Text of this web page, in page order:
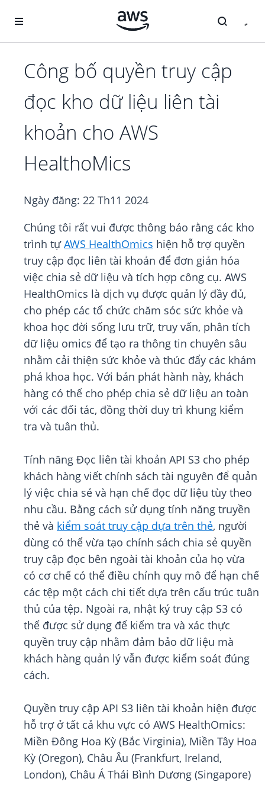
Công bố quyền truy cập
đọc kho dữ liệu liên tài
khoản cho AWS
HealthoMics
Ngày đăng: 22 Th11 2024
Chúng tôi rất vui được thông báo rằng các kho
trình tựAWS HealthOmics hiện hỗ trợ quyền
truy cập đọc liên tài khoản để đơn giản hóa
việc chia sẻ dữ liệu và tích hợp công cụ. AWS
HealthOmics là dịch vụ được quản lý đầy đủ,
cho phép các tổ chức chăm sóc sức khỏe và
khoa học đời sống lưu trữ, truy vấn, phân tích
dữ liệu omics để tạo ra thông tin chuyên sâu
nhằm cải thiện sức khỏe và thúc đẩy các khám
phá khoa học. Với bản phát hành này, khách
hàng có thể cho phép chia sẻ dữ liệu an toàn
với các đối tác, đồng thời duy trì khung kiểm
tra và tuân thủ.
Tính năng Đọc liên tài khoản API S3 cho phép
khách hàng viết chính sách tài nguyên để quản
lý việc chia sẻ và hạn chế đọc dữ liệu tùy theo
nhu cầu. Bằng cách sử dụng tính năng truyền
thẻ và kiểm soát truy cập dựa trên thẻ, người
dùng có thể vừa tạo chính sách chia sẻ quyền
truy cập đọc bên ngoài tài khoản của họ vừa
có cơ chế có thể điều chỉnh quy mô để hạn chế
các tệp một cách chi tiết dựa trên cấu trúc tuân
thủ của tệp. Ngoài ra, nhật ký truy cập S3 có
thể được sử dụng để kiểm tra và xác thực
quyền truy cập nhằm đảm bảo dữ liệu mà
khách hàng quản lý vẫn được kiểm soát đúng
cách.
Quyền truy cập API S3 liên tài khoản hiện được
hỗ trợ ở tất cả khu vực có AWS HealthOmics:
Miền Đông Hoa Kỳ (Bắc Virginia), Miền Tây Hoa
Kỳ (Oregon), Châu Âu (Frankfurt, Ireland,
London), Châu Á Thái Bình Dương (Singapore)